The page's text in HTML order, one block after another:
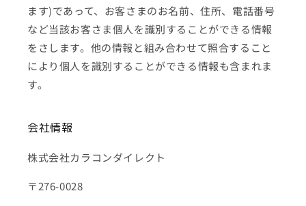
ます)であって、お客さまのお名前、住所、電話番号
など当該お客さま個人を識別することができる情報
をさします。他の情報と組み合わせて照合すること
により個人を識別することができる情報も含まれま
す。
会社情報
株式会社カラコンダイレクト
〒276-0028